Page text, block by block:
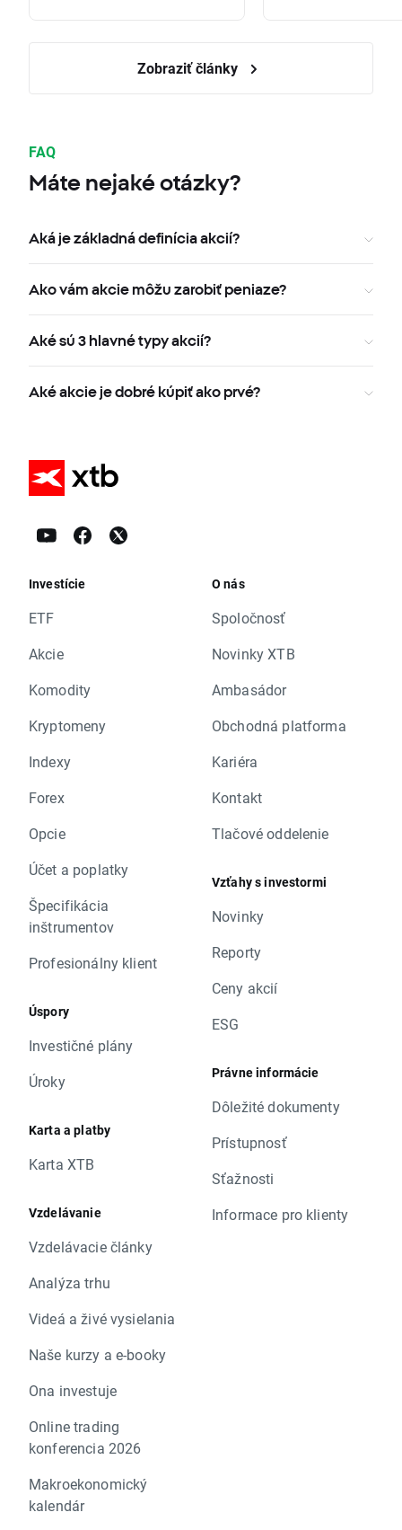
Zobraziť články
FAQ
Máte nejaké otázky?
Aká je základná definícia akcií?
Ako vám akcie môžu zarobiť peniaze?
Aké sú 3 hlavné typy akcií?
Aké akcie je dobré kúpiť ako prvé?
Investície
ETF
Akcie
Komodity
Kryptomeny
Indexy
Forex
Opcie
Účet a poplatky
Špecifikácia
inštrumentov
Profesionálny klient
Úspory
Investičné plány
Úroky
Karta a platby
Karta XTB
Vzdelávanie
Vzdelávacie články
Analýza trhu
Videá a živé vysielania
Naše kurzy a e-booky
Ona investuje
Online trading
konferencia 2026
Makroekonomický
kalendár
O nás
Spoločnosť
Novinky XTB
Ambasádor
Obchodná platforma
Kariéra
Kontakt
Tlačové oddelenie
Vzťahy s investormi
Novinky
Reporty
Ceny akcií
ESG
Právne informácie
Dôležité dokumenty
Prístupnosť
Sťažnosti
Informace pro klienty